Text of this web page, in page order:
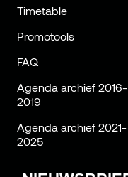
Timetable
Promotools
FAQ
Agenda archief 2016-
2019
Agenda archief 2021-
2025